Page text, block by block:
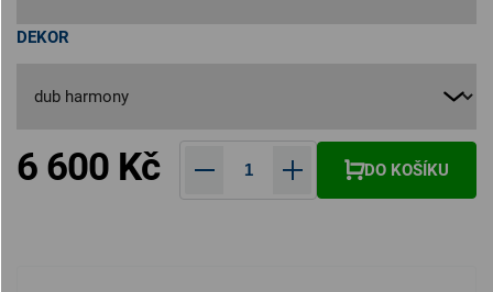
DEKOR
6 600 Kč DO KOŠÍKU